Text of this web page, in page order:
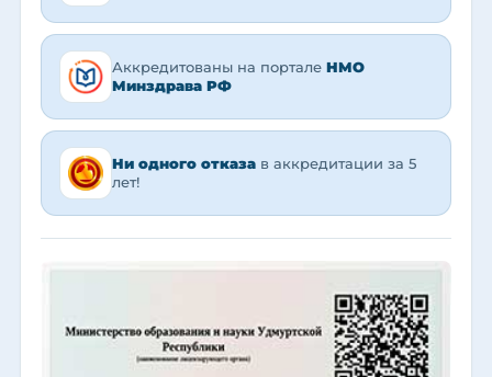
Аккредитованы на портале НМО
Минздрава РФ
Ни одного отказа в аккредитации за 5
лет!